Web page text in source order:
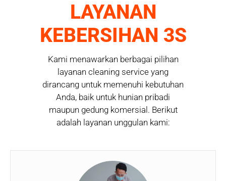
LAYANAN
KEBERSIHAN 3S
Kami menawarkan berbagai pilihan
layanan cleaning service yang
dirancang untuk memenuhi kebutuhan
Anda, baik untuk hunian pribadi
maupun gedung komersial. Berikut
adalah layanan unggulan kami: